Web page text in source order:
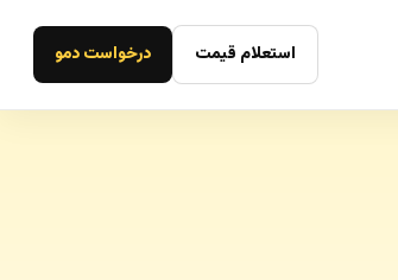
استعلام قیمت درخواست دمو